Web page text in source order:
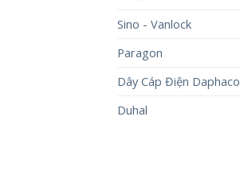
Sino - Vanlock
Paragon
Dây Cáp Điện Daphaco
Duhal